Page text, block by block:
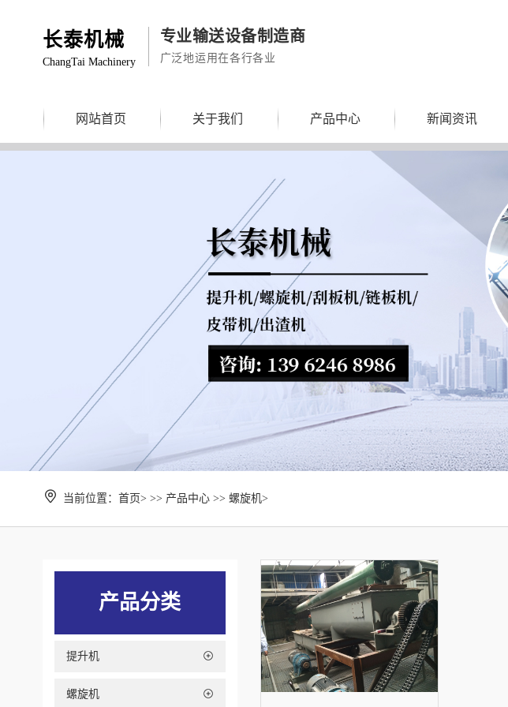
长泰机械
ChangTai Machinery
专业输送设备制造商
广泛地运用在各行各业
网站首页 关于我们 产品中心 新闻资讯
当前位置： 首页> >> 产品中心 >> 螺旋机>
产品分类
提升机
螺旋机